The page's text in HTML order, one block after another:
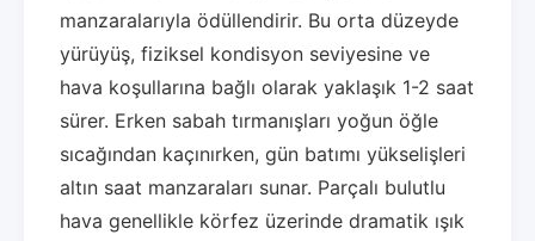
manzaralarıyla ödüllendirir. Bu orta düzeyde
yürüyüş, fiziksel kondisyon seviyesine ve
hava koşullarına bağlı olarak yaklaşık 1-2 saat
sürer. Erken sabah tırmanışları yoğun öğle
sıcağından kaçınırken, gün batımı yükselişleri
altın saat manzaraları sunar. Parçalı bulutlu
hava genellikle körfez üzerinde dramatik ışık